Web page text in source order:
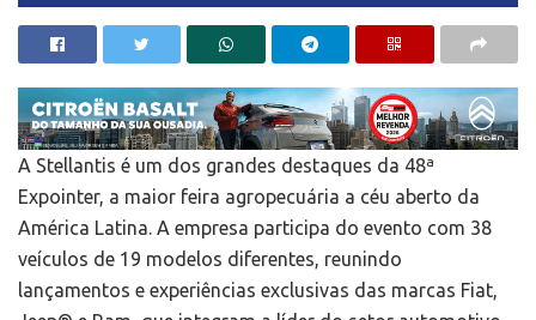
A Stellantis é um dos grandes destaques da 48ª
Expointer, a maior feira agropecuária a céu aberto da
América Latina. A empresa participa do evento com 38
veículos de 19 modelos diferentes, reunindo
lançamentos e experiências exclusivas das marcas Fiat,